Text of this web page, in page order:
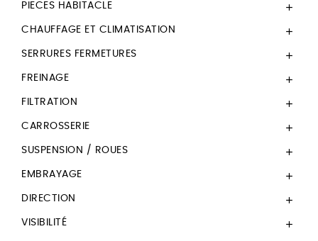
PIECES HABITACLE 
CHAUFFAGE ET CLIMATISATION 
SERRURES FERMETURES 
FREINAGE 
FILTRATION 
CARROSSERIE 
SUSPENSION / ROUES 
EMBRAYAGE 
DIRECTION 
VISIBILITÉ 